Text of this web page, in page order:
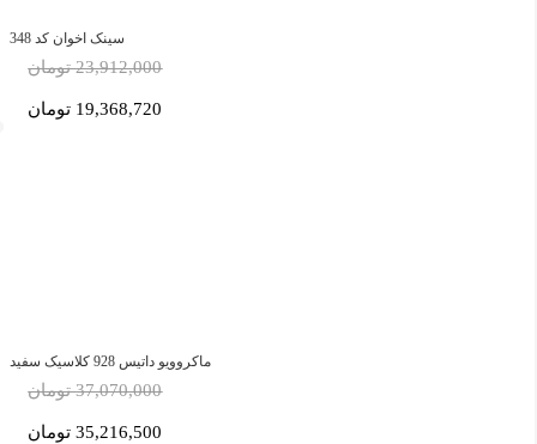
سینک اخوان کد 348
23,912,000 تومان
19,368,720 تومان
ماکروویو داتیس 928 کلاسیک سفید
37,070,000 تومان
35,216,500 تومان